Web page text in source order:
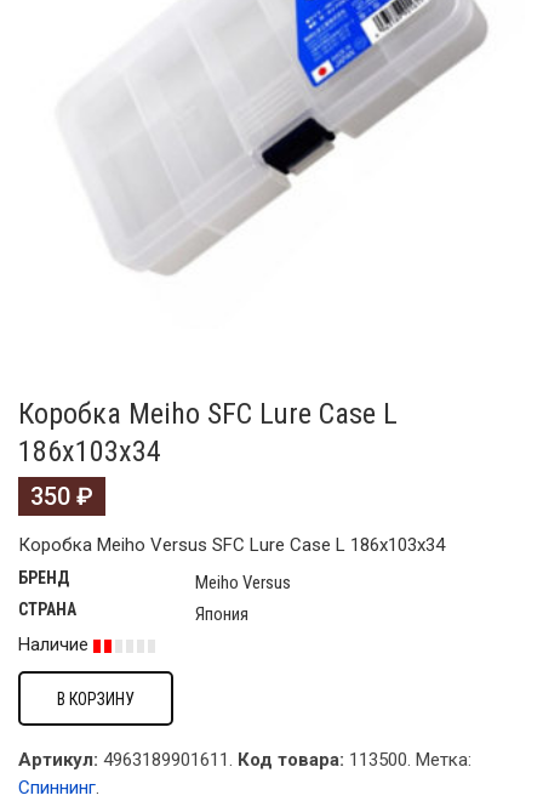
Коробка Meiho SFC Lure Case L
186х103х34
350 ₽
Коробка Meiho Versus SFC Lure Case L 186х103х34
БРЕНД Meiho Versus
СТРАНА
Япония
Наличие
В КОРЗИНУ
Артикул: 4963189901611. Код товара: 113500. Метка:
Спиннинг.